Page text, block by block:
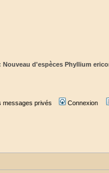
Nouveau d'espèces Phyllium
messages privés Connexion